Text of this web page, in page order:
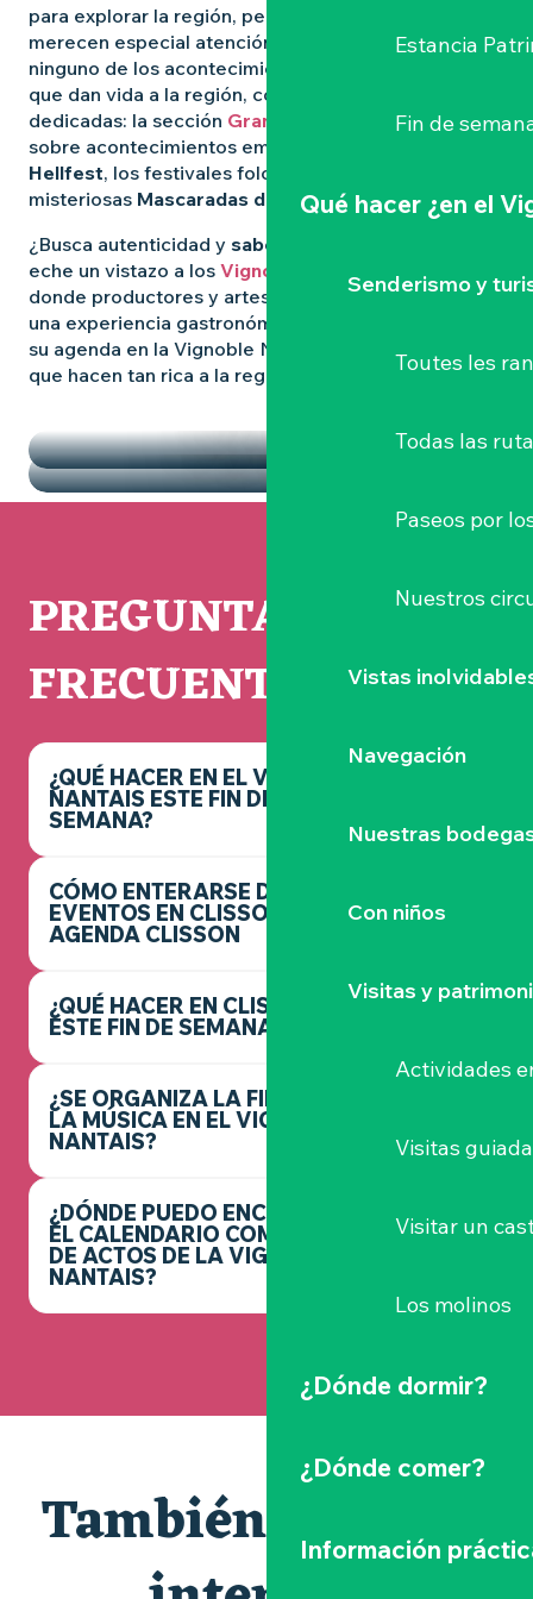
Estancia
Fin de
Qué hacer ¿en el
Senderismo y
Toutes les
Todas las
Paseos por
Nuestros
Vistas
Navegación
Nuestras
Con niños
Visitas y
Actividades
Visitas
Visitar un
Los molinos
¿Dónde dormir?
¿Dónde comer?
Información
para explorar la región, pero algunas experiencias
merecen especial atención. Para no perderse
ninguno de los acontecimientos más destacados
que dan vida a la región, consulte nuestras páginas
dedicadas: la sección Grandes Eventos
le informa
sobre acontecimientos emblemáticos como
Hellfest, los festivales folclóricos salvajes y las
misteriosas Mascaradas de Clisson
¿Busca autenticidad y sabores locales
eche un vistazo a los Vignoble Nantais Mercados
donde productores y artesanos se reúnen para vivir
una experiencia gastronómica de convivencia. Llene
su agenda en la Vignoble Nantais con las pepitas
que hacen tan rica a la región.
LOS MERCADOS
PREGUNTAS
FRECUENTES
¿QUÉ HACER EN EL VIGNOBLE
NANTAIS ESTE FIN DE
SEMANA?
CÓMO ENTERARSE DE LOS
EVENTOS EN CLISSON -
AGENDA CLISSON
¿QUÉ HACER EN CLISSON
ESTE FIN DE SEMANA?
¿SE ORGANIZA LA FIESTA DE
LA MÚSICA EN EL VIGNOBLE
NANTAIS?
¿DÓNDE PUEDO ENCONTRAR
EL CALENDARIO COMPLETO
DE ACTOS DE LA VIGNOBLE
NANTAIS?
También le puede